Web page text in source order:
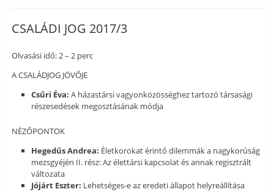
CSALÁDI JOG 2017/3
Olvasási idő: 2 – 2 perc
A CSALÁDJOG JÖVŐJE
Csűri Éva:A házastársi vagyonközösséghez tartozó társasági
részesedések megosztásának módja
NÉZŐPONTOK
Hegedűs Andrea: Életkorokat érintő dilemmák a nagykorúság
mezsgyéjén II. rész: Az élettársi kapcsolat és annak regisztrált
változata
Jójárt Eszter: Lehetséges-e az eredeti állapot helyreállítása